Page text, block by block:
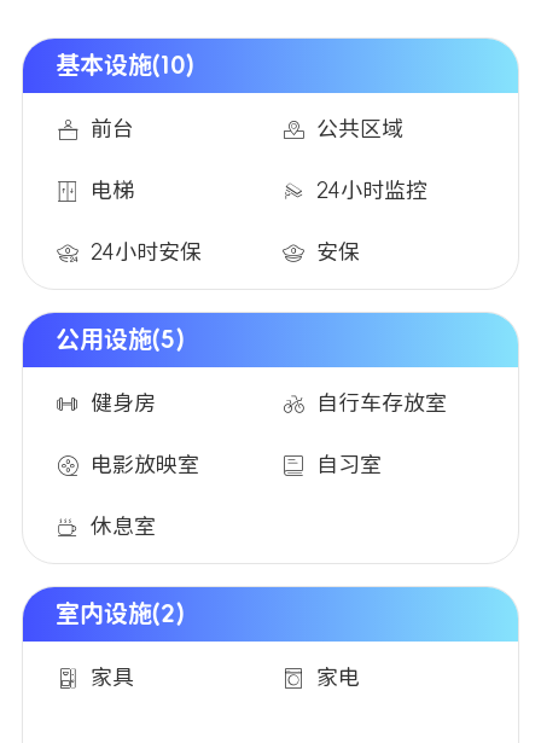
基本设施(10)
前台 公共区域
电梯 24小时监控
24小时安保 安保
公用设施(5)
健身房 自行车存放室
电影放映室 自习室
休息室
室内设施(2)
家具 家电